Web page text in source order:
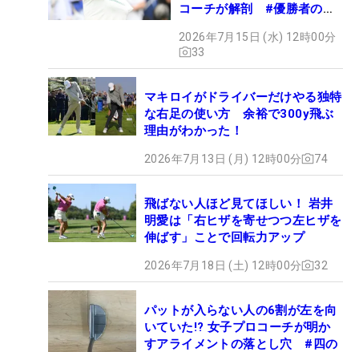
コーチが解剖 #優勝者のス
2026年7月15日 (水) 12時00分
33
マキロイがドライバーだけやる独特
な右足の使い方 余裕で300y飛ぶ
理由がわかった！
2026年7月13日 (月) 12時00分 74
飛ばない人ほど見てほしい！ 岩井
明愛は「右ヒザを寄せつつ左ヒザを
伸ばす」ことで回転力アップ
2026年7月18日 (土) 12時00分 32
パットが入らない人の6割が左を向
いていた!? 女子プロコーチが明か
すアライメントの落とし穴 #四の